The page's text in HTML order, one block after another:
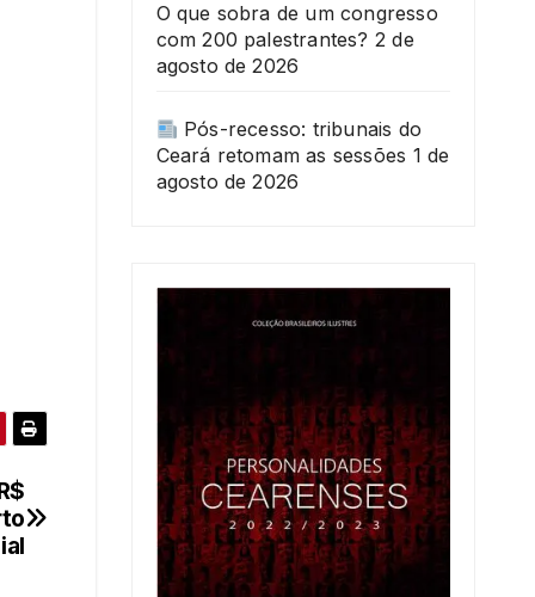
O que sobra de um congresso
com 200 palestrantes? 2 de
agosto de 2026
Pós-recesso: tribunais do
Ceará retomam as sessões 1 de
agosto de 2026